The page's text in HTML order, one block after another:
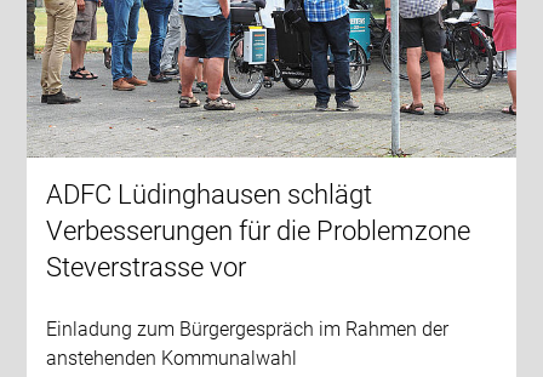
ADFC Lüdinghausen schlägt
Verbesserungen für die Problemzone
Steverstrasse vor
Einladung zum Bürgergespräch im Rahmen der
anstehenden Kommunalwahl